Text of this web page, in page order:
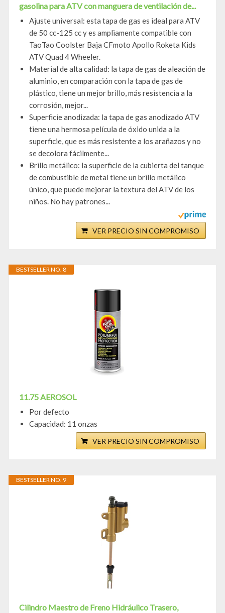
gasolina para ATV con manguera de ventilación de...
Ajuste universal: esta tapa de gas es ideal para ATV
de 50 cc-125 cc y es ampliamente compatible con
TaoTao Coolster Baja CFmoto Apollo Roketa Kids
ATV Quad 4 Wheeler.
Material de alta calidad: la tapa de gas de aleación de
aluminio, en comparación con la tapa de gas de
plástico, tiene un mejor brillo, más resistencia a la
corrosión, mejor...
Superficie anodizada: la tapa de gas anodizado ATV
tiene una hermosa película de óxido unida a la
superficie, que es más resistente a los arañazos y no
se decolora fácilmente...
Brillo metálico: la superficie de la cubierta del tanque
de combustible de metal tiene un brillo metálico
único, que puede mejorar la textura del ATV de los
niños. No hay patrones...
VER PRECIO SIN COMPROMISO
BESTSELLER NO. 8
11.75 AEROSOL
Por defecto
Capacidad: 11 onzas
VER PRECIO SIN COMPROMISO
BESTSELLER NO. 9
Cilindro Maestro de Freno Hidráulico Trasero,